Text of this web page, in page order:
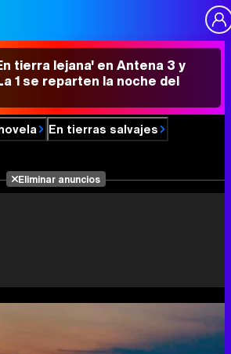
tierra lejana' en Antena 3 y
1 se reparten la noche del
En tierras salvajes
Eliminar anuncios